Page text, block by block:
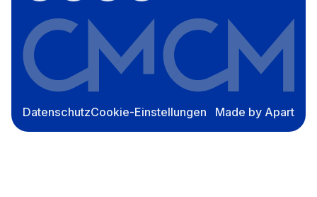
DatenschutzCookie-Einstellungen Made by Apart